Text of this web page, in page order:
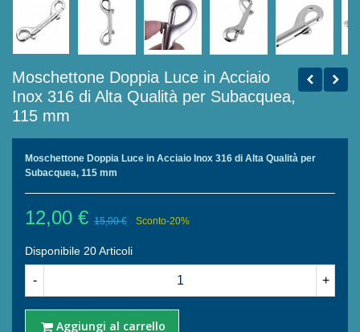
Moschettone Doppia Luce in Acciaio
Inox 316 di Alta Qualità per Subacquea,
115 mm
Moschettone Doppia Luce in Acciaio Inox 316 di Alta Qualità per
Subacquea, 115 mm
12,00 € 15,00 € Sconto-20%
Disponibile 20 Articoli
- +
Aggiungi al carrello